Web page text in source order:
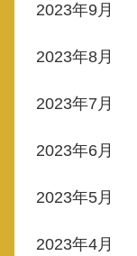
2023年9月
2023年8月
2023年7月
2023年6月
2023年5月
2023年4月